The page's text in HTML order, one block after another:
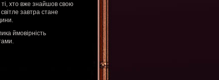
ті, хто вже знайшов свою
завтра стане
ймовірність